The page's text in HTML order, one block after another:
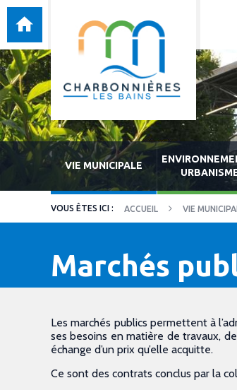
VIE MUNICIPALE
ACCUEIL VIE
Marchés
Les marchés publics permettent à
ses besoins en matière de travaux,
échange d’un prix qu’elle acquitte.
Ce sont des contrats conclus par la